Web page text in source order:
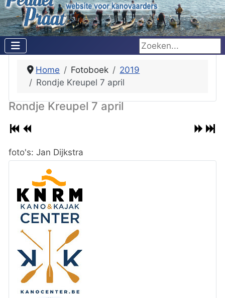
Zoeken...
Home Fotoboek
2019
Rondje Kreupel 7 april
Rondje Kreupel 7 april
foto's: Jan Dijkstra